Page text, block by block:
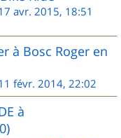
avr. 2015, 18:51
à Bosc Roger en
févr. 2014, 22:02
à